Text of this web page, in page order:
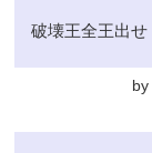
破壊王全王出せ